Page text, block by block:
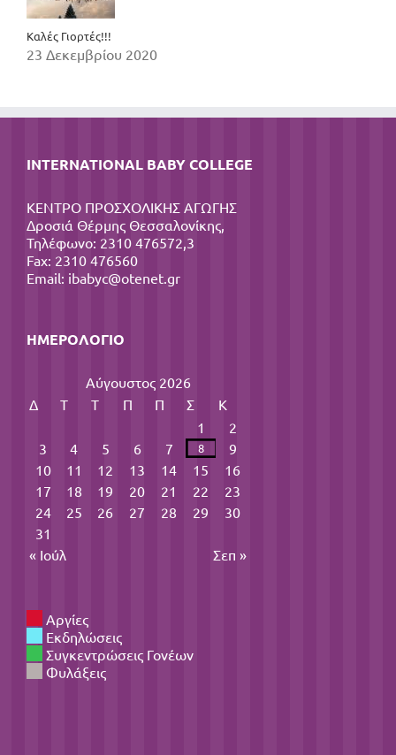
Καλές Γιορτές!!!
23 Δεκεμβρίου 2020
INTERNATIONAL BABY COLLEGE
ΚΕΝΤΡΟ ΠΡΟΣΧΟΛΙΚΗΣ ΑΓΩΓΗΣ
Δροσιά Θέρμης Θεσσαλονίκης,
Τηλέφωνο: 2310 476572,3
Fax: 2310 476560
Email: ibabyc@otenet.gr
ΗΜΕΡΟΛΌΓΙΟ
Αύγουστος 2026
Δ
Τ Τ Π Π Σ
Κ
1
2
3
4 5 6 7 8
9
10
11 12 13 14 15
16
17
18 19 20 21 22
23
24
25 26 27 28 29
30
31
« Ιούλ
Σεπ »
Αργίες
Εκδηλώσεις
Συγκεντρώσεις Γονέων
Φυλάξεις